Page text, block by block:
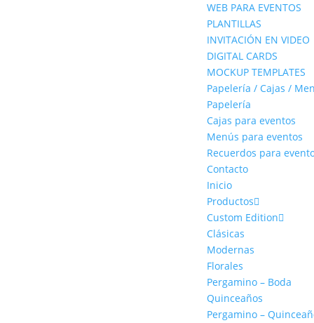
WEB PARA EVENTOS
PLANTILLAS
INVITACIÓN EN VIDEO
DIGITAL CARDS
MOCKUP TEMPLATES
Papelería / Cajas /
Papelería
Cajas para eventos
Menús para eventos
Recuerdos para
Contacto
Inicio
Productos
Custom Edition
Clásicas
Modernas
Florales
Pergamino – Boda
Quinceaños
Pergamino –